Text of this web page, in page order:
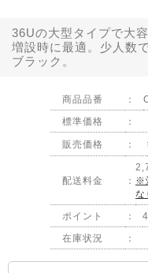
36Uの大型タイプで大
増設時に最適。少人数
ブラック。
商品品番 ：
標準価格 ：
販売価格 ：
配送料金 ： ※
な
ポイント ：
在庫状況 ：